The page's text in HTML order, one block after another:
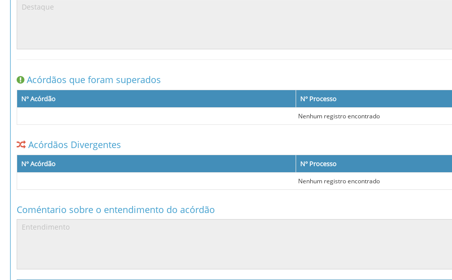
Acórdãos que foram superados
Nº Acórdão Nº Processo
Nenhum registro encontrado
Acórdãos Divergentes
Nº Acórdão Nº Processo
Nenhum registro encontrado
Coméntario sobre o entendimento do acórdão